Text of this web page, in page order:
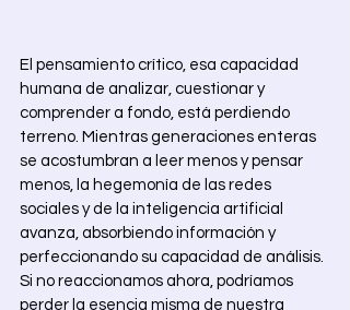
El pensamiento crítico, esa capacidad
humana de analizar, cuestionar y
comprender a fondo, está perdiendo
terreno. Mientras generaciones enteras
se acostumbran a leer menos y pensar
menos, la hegemonía de las redes
sociales y de la inteligencia artificial
avanza, absorbiendo información y
perfeccionando su capacidad de análisis.
Si no reaccionamos ahora, podríamos
perder la esencia misma de nuestra